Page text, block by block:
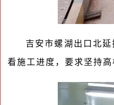
吉安市螺湖出口北
看施工进度，要求坚持